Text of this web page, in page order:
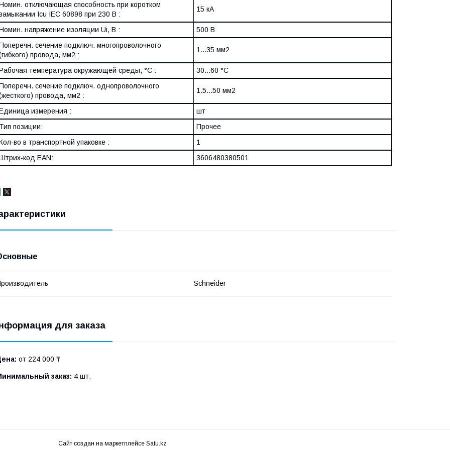
отключающая способность при коротком
Icu IEC 60898 при 230 В :
15 кА
напряжение изоляции Ui, В :
500 В
сечение подключ. многопроволочного
провода, мм2 :
1...35 мм2
температура окружающей среды, °C :
30...60 °C
сечение подключ. однопроволочного
провода, мм2 :
1.5...50 мм2
измерения :
шт
позиции:
Прочее
во в транспортной упаковке :
1
код EAN:
3606480380501
Schneider
для заказа
от 224 000 ₸
заказ: 4 шт.
Сайт создан на маркетплейсе Satu.kz